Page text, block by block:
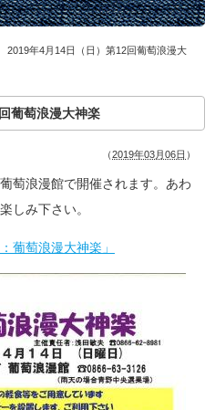
年4月14日（日）第12回葡萄浪漫大
葡萄浪漫大神楽
（2019年03月06日 ）
萄浪漫館で開催されます。あわ
しみ下さい。
葡萄浪漫大神楽」